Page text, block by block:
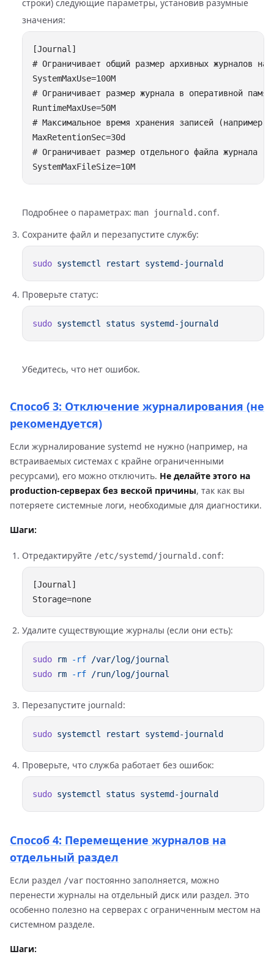
строки) следующие параметры, установив разумные
значения:
Подробнее о параметрах: man journald.conf.
Сохраните файл и перезапустите службу:
sudo systemctl restart
Проверьте статус:
sudo systemctl status
Убедитесь, что нет ошибок.
Способ 3: Отключение журналирования (не
рекомендуется)
Если журналирование systemd не нужно (например, на
встраиваемых системах с крайне ограниченными
ресурсами), его можно отключить. Не делайте этого на
production-серверах без веской причины, так как вы
потеряете системные логи, необходимые для диагностики.
Шаги:
Отредактируйте /etc/systemd/journald.conf:
Удалите существующие журналы (если они есть):
sudo rm -rf
sudo rm -rf
Перезапустите journald:
sudo systemctl restart
Проверьте, что служба работает без ошибок:
sudo systemctl status
Способ 4: Перемещение журналов на
отдельный раздел
Если раздел /var постоянно заполняется, можно
перенести журналы на отдельный диск или раздел. Это
особенно полезно на серверах с ограниченным местом на
системном разделе.
Шаги: